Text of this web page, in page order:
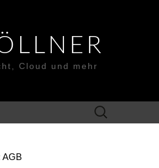
Cloud und mehr
Suchen
nach:
AGB